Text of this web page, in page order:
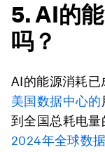
5. AI的
吗？
AI的能源消耗已
美国数据中心的
到全国总耗电量
2024年全球数